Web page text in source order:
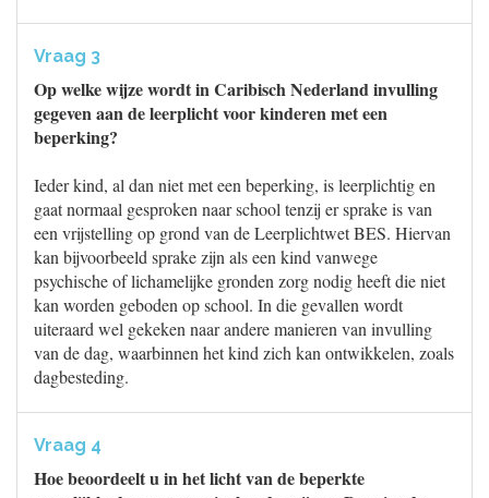
Vraag 3
Op welke wijze wordt in Caribisch Nederland invulling
gegeven aan de leerplicht voor kinderen met een
beperking?
Ieder kind, al dan niet met een beperking, is leerplichtig en
gaat normaal gesproken naar school tenzij er sprake is van
een vrijstelling op grond van de Leerplichtwet BES. Hiervan
kan bijvoorbeeld sprake zijn als een kind vanwege
psychische of lichamelijke gronden zorg nodig heeft die niet
kan worden geboden op school. In die gevallen wordt
uiteraard wel gekeken naar andere manieren van invulling
van de dag, waarbinnen het kind zich kan ontwikkelen, zoals
dagbesteding.
Vraag 4
Hoe beoordeelt u in het licht van de beperkte